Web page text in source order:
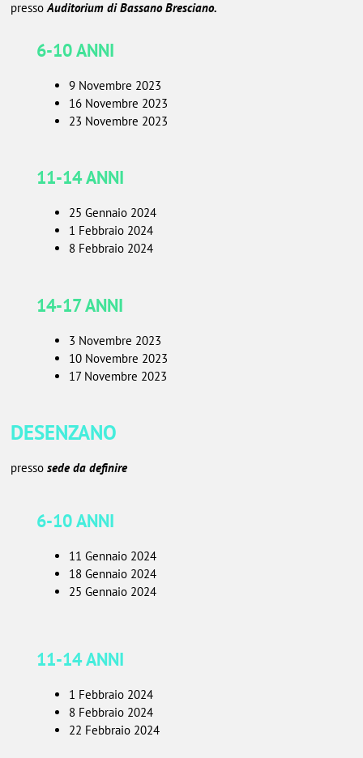
pressoAuditorium di Bassano Bresciano.
6-10 ANNI
9 Novembre 2023
16 Novembre 2023
23 Novembre 2023
11-14 ANNI
25 Gennaio 2024
1 Febbraio 2024
8 Febbraio 2024
14-17 ANNI
3 Novembre 2023
10 Novembre 2023
17 Novembre 2023
DESENZANO
pressosede da definire
6-10 ANNI
11 Gennaio 2024
18 Gennaio 2024
25 Gennaio 2024
11-14 ANNI
1 Febbraio 2024
8 Febbraio 2024
22 Febbraio 2024